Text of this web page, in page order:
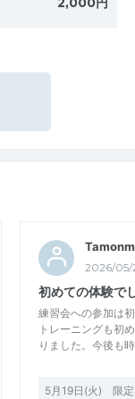
2026/05/
初めての体験で
練習会への参加は
トレーニングも初
りました。今後も
5月19日(火) 限定